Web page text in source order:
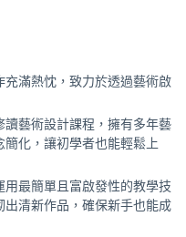
充滿熱忱，致力於透過藝術啟
讀藝術設計課程，擁有多年藝
化，讓初學者也能輕鬆上
用最簡單且富啟發性的教學技
清新作品，確保新手也能成